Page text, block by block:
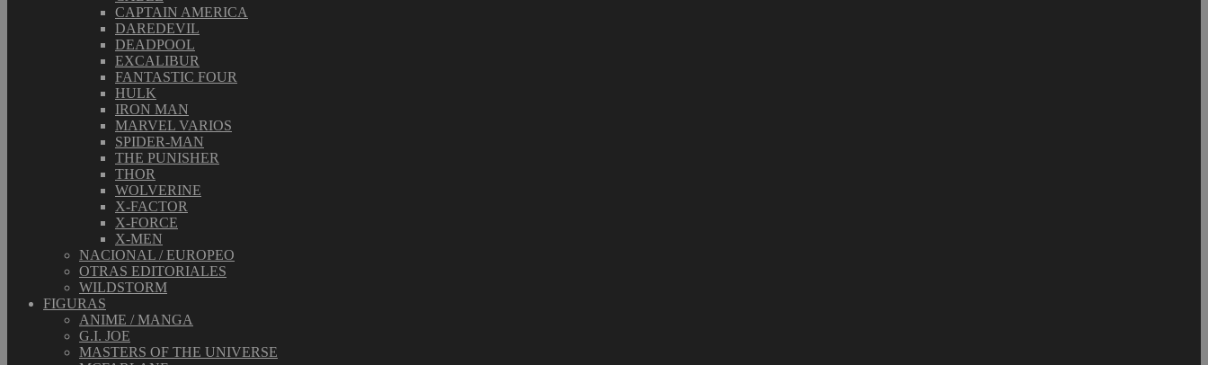
CAPTAIN AMERICA
DAREDEVIL
DEADPOOL
EXCALIBUR
FANTASTIC FOUR
HULK
IRON MAN
MARVEL VARIOS
SPIDER-MAN
THE PUNISHER
THOR
WOLVERINE
X-FACTOR
X-FORCE
X-MEN
NACIONAL / EUROPEO
OTRAS EDITORIALES
WILDSTORM
FIGURAS
ANIME / MANGA
G.I. JOE
MASTERS OF THE UNIVERSE